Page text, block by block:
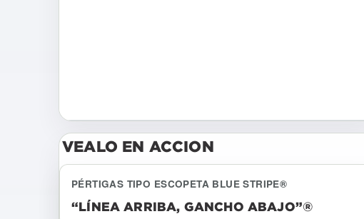
VEALO EN ACCION
PÉRTIGAS TIPO ESCOPETA BLUE STRIPE®
“LÍNEA ARRIBA, GANCHO ABAJO”®